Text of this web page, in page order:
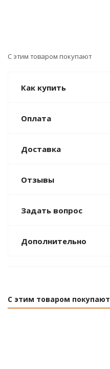
С этим товаром покупают
Как купить
Оплата
Доставка
Отзывы
Задать вопрос
Дополнительно
С этим товаром покупают